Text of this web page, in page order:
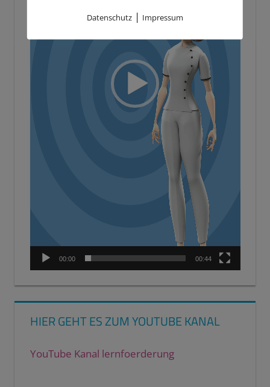
00:00 00:44
HIER GEHT ES ZUM YOUTUBE KANAL
YouTube Kanal lernfoerderung
Datenschutz| Impressum